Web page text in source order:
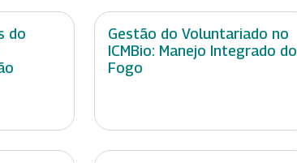
do
Gestão do Voluntariado no
ICMBio: Manejo Integrado do
Fogo